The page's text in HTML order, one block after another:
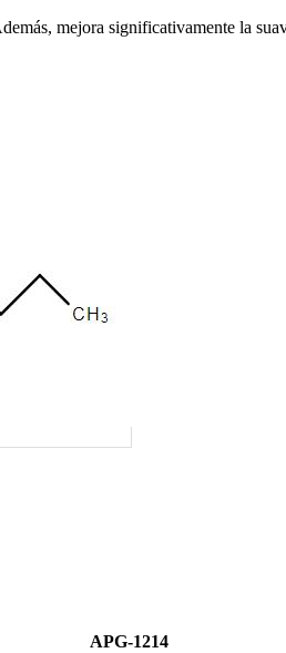
mejora significativamente la
APG-1214